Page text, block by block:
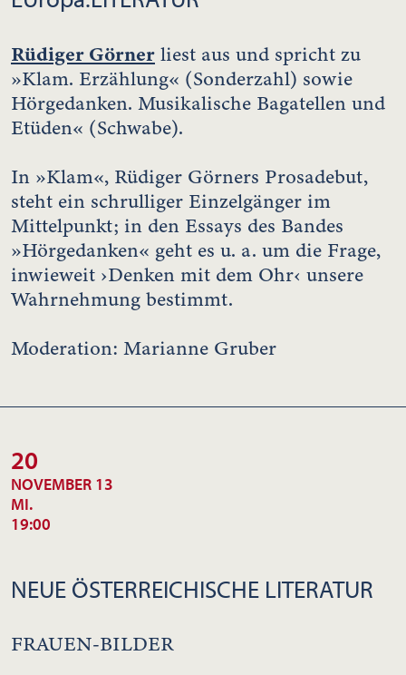
Rüdiger Görner liest aus und spricht zu
»Klam. Erzählung« (Sonderzahl) sowie
Hörgedanken. Musikalische Bagatellen und
Etüden« (Schwabe).
In »Klam«, Rüdiger Görners Prosadebut,
steht ein schrulliger Einzelgänger im
Mittelpunkt; in den Essays des Bandes
»Hörgedanken« geht es u. a. um die Frage,
inwieweit ›Denken mit dem Ohr‹ unsere
Wahrnehmung bestimmt.
Moderation: Marianne Gruber
20
NOVEMBER 13
MI.
19:00
NEUE ÖSTERREICHISCHE LITERATUR
FRAUEN-BILDER